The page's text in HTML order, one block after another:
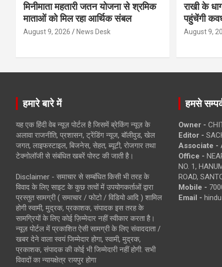
मिनीमाता महतारी जतन योजना से श्रमिक
माताओं को मिल रहा आर्थिक संबल
August 9, 2026 News Desk
राखी के
पहुंचेंगी
August 9,
हमारे बारे में
यह एक हिंदी वेब न्यूज़ पोर्टल है जिसमें ब्रेकिंग न्यूज़ के
अलावा राजनीति, प्रशासन, ट्रेंडिंग न्यूज, बॉलीवुड, खेल
जगत, लाइफस्टाइल, बिजनेस, सेहत, ब्यूटी, रोजगार तथा
टेक्नोलॉजी से संबंधित खबरें पोस्ट की जाती है।
Disclaimer - समाचार से सम्बंधित किसी भी तरह के
विवाद के लिए साइट के कुछ तत्वों में उपयोगकर्ताओं द्वारा
प्रस्तुत सामग्री ( समाचार / फोटो / विडियो आदि ) शामिल
होगी स्वामी, मुद्रक, प्रकाशक, संपादक इस तरह के
सामग्रियों के लिए कोई ज़िम्मेदार नहीं स्वीकार करता है।
न्यूज़ पोर्टल में प्रकाशित ऐसी सामग्री के लिए संवाददाता /
खबर देने वाला स्वयं जिम्मेदार होगा, स्वामी, मुद्रक,
प्रकाशक, संपादक की कोई भी जिम्मेदारी नहीं होगी. सभी
विवादों का न्यायक्षेत्र रायपुर होगा
हमसे
Owner -
Editor -
Associate -
Office -
NO. 1,
ROAD,
Mobile -
Email -